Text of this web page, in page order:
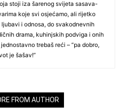
stoji iza šarenog svijeta sasava-
koje svi osjećamo, ali rijetko
i odnosa, do svakodnevnih
drama, kuhinjskih podviga i onih
trebaš reći – “pa dobro,
je šašav!”
FROM AUTHOR